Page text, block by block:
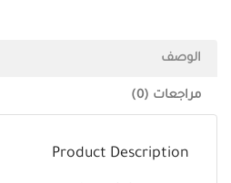
الوصف
مراجعات (0)
Product Description